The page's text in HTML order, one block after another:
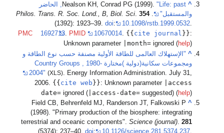
Nealson KH, Conrad PG (1999)."Life: past, الحاضر
.
Philos. Trans. R. Soc. Lond., B, Biol. Sci.354
(1392): 1923–39.doi: 10.1098/rstb.1999.0532
PMC
1692713.PMID 10670014. {{ cite journal
Unknown parameter|month=ignored (
"الإستهلاك العالمى للطاقة الأولية مصنفة حسب نوع الطاقة و
ومجموعات سكانية(دولية )مختارة Country Groups , 1980-
2004" (XLS). Energy Information Administration. July
2006. {{cite web}}:Unknown parameter
date=ignored (|access-date=suggested) (
Field CB, Behrenfeld MJ, Randerson JT, Falkowski P
(1998). "Primary production of the biosphere:
terrestrial and oceanic components".Science (journal)
(5374): 237–40.doi: 10.1126/science.281.5374.237